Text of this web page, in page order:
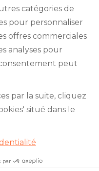
!
YouTube
officiels du
du TOEFL ITP®, des
du TOEIC
Español, du DELE,
catégories de
pour personnaliser
offres commerciales
analyses pour
peut
par la suite, cliquez
situé dans le
par